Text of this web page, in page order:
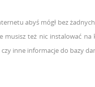
abyś mógł bez
też nic instalować
inne informacje do bazy